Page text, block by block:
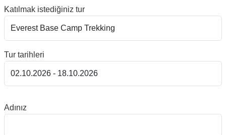
Katılmak istediğiniz tur
Tur tarihleri
Adınız